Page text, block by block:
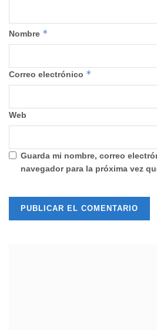
Nombre *
Correo electrónico *
Web
Guarda mi nombre, correo
navegador para la próxima vez